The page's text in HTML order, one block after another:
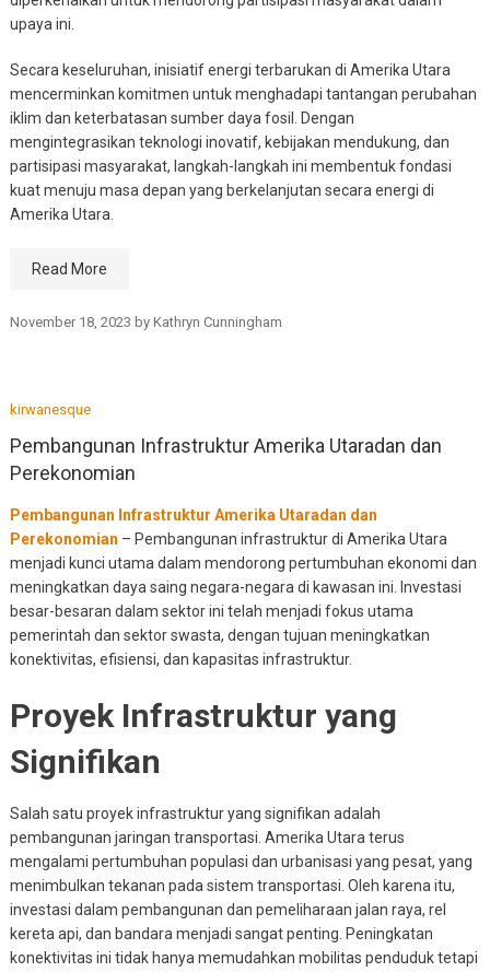
upaya ini.
Secara keseluruhan, inisiatif energi terbarukan di Amerika Utara
mencerminkan komitmen untuk menghadapi tantangan perubahan
iklim dan keterbatasan sumber daya fosil. Dengan
mengintegrasikan teknologi inovatif, kebijakan mendukung, dan
partisipasi masyarakat, langkah-langkah ini membentuk fondasi
kuat menuju masa depan yang berkelanjutan secara energi di
Amerika Utara.
Read More
November 18, 2023 by Kathryn Cunningham
kirwanesque
Pembangunan Infrastruktur Amerika Utaradan dan
Perekonomian
Pembangunan Infrastruktur Amerika Utaradan dan
Perekonomian – Pembangunan infrastruktur di Amerika Utara
menjadi kunci utama dalam mendorong pertumbuhan ekonomi dan
meningkatkan daya saing negara-negara di kawasan ini. Investasi
besar-besaran dalam sektor ini telah menjadi fokus utama
pemerintah dan sektor swasta, dengan tujuan meningkatkan
konektivitas, efisiensi, dan kapasitas infrastruktur.
Proyek Infrastruktur yang
Signifikan
Salah satu proyek infrastruktur yang signifikan adalah
pembangunan jaringan transportasi. Amerika Utara terus
mengalami pertumbuhan populasi dan urbanisasi yang pesat, yang
menimbulkan tekanan pada sistem transportasi. Oleh karena itu,
investasi dalam pembangunan dan pemeliharaan jalan raya, rel
kereta api, dan bandara menjadi sangat penting. Peningkatan
konektivitas ini tidak hanya memudahkan mobilitas penduduk tetapi